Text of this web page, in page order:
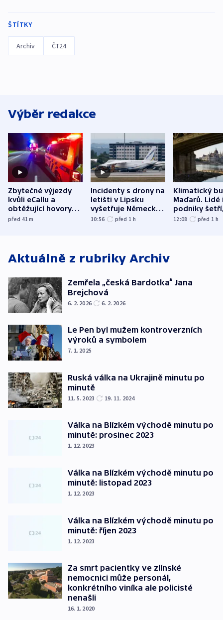
ŠTÍTKY
Archiv ČT24
Výběr redakce
Zbytečné výjezdy
kvůli eCallu a
obtěžující hovory
zdržují záchranáře
před 41m
Incidenty s drony na
letišti v Lipsku
vyšetřuje Německo
jako úmyslný pokus
10:56 před 1 h
Klimatický
Maďarů. Lidé
podniky
omezuje se
12:08 před 1 h
Aktuálně z rubriky Archiv
Zemřela „česká Bardotka“ Jana
Brejchová
6. 2. 2026 6. 2. 2026
Le Pen byl mužem kontroverzních
výroků a symbolem
7. 1. 2025
Ruská válka na Ukrajině minutu po
minutě
11. 5. 2023 19. 11. 2024
Válka na Blízkém východě minutu po
minutě: prosinec 2023
1. 12. 2023
Válka na Blízkém východě minutu po
minutě: listopad 2023
1. 12. 2023
Válka na Blízkém východě minutu po
minutě: říjen 2023
1. 12. 2023
Za smrt pacientky ve zlínské
nemocnici může personál,
konkrétního viníka ale policisté
nenašli
16. 1. 2020